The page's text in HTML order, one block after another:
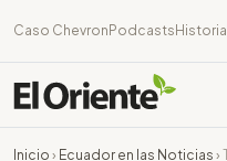
Caso Chevron Podcasts
Inicio › Ecuador en las Noticias ›